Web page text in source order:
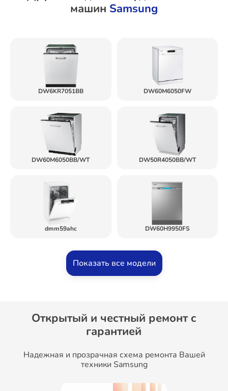
машин Samsung
DW6KR7051BB DW60M6050FW
DW60M6050BB/WT DW50R4050BB/WT
dmm59ahc DW60H9950FS
Показать все модели
Открытый и честный ремонт c
гарантией
Надежная и прозрачная схема ремонта Вашей
техники Samsung